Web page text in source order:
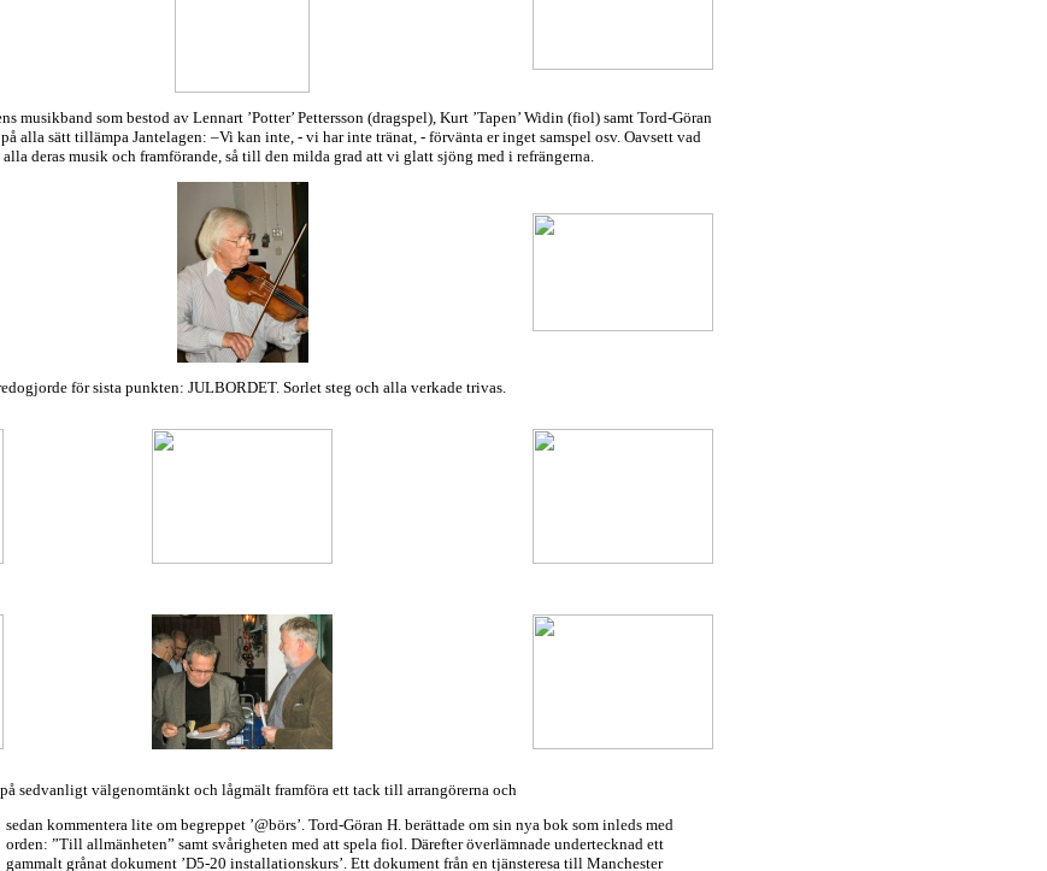
musikband som bestod av Lennart ’Potter’ Pettersson (dragspel), Kurt ’Tapen’ Widin (fiol) samt Tord-Göran
alla sätt tillämpa Jantelagen: –Vi kan inte, - vi har inte tränat, - förvänta er inget samspel osv. Oavsett vad
alla deras musik och framförande, så till den milda grad att vi glatt sjöng med i refrängerna.
för sista punkten: JULBORDET. Sorlet steg och alla verkade trivas.
på sedvanligt välgenomtänkt och lågmält framföra ett tack till arrangörerna och
sedan kommentera lite om begreppet ’@börs’. Tord-Göran H. berättade om sin nya bok som inleds med
orden: ”Till allmänheten” samt svårigheten med att spela fiol. Därefter överlämnade undertecknad ett
gammalt grånat dokument ’D5-20 installationskurs’. Ett dokument från en tjänsteresa till Manchester